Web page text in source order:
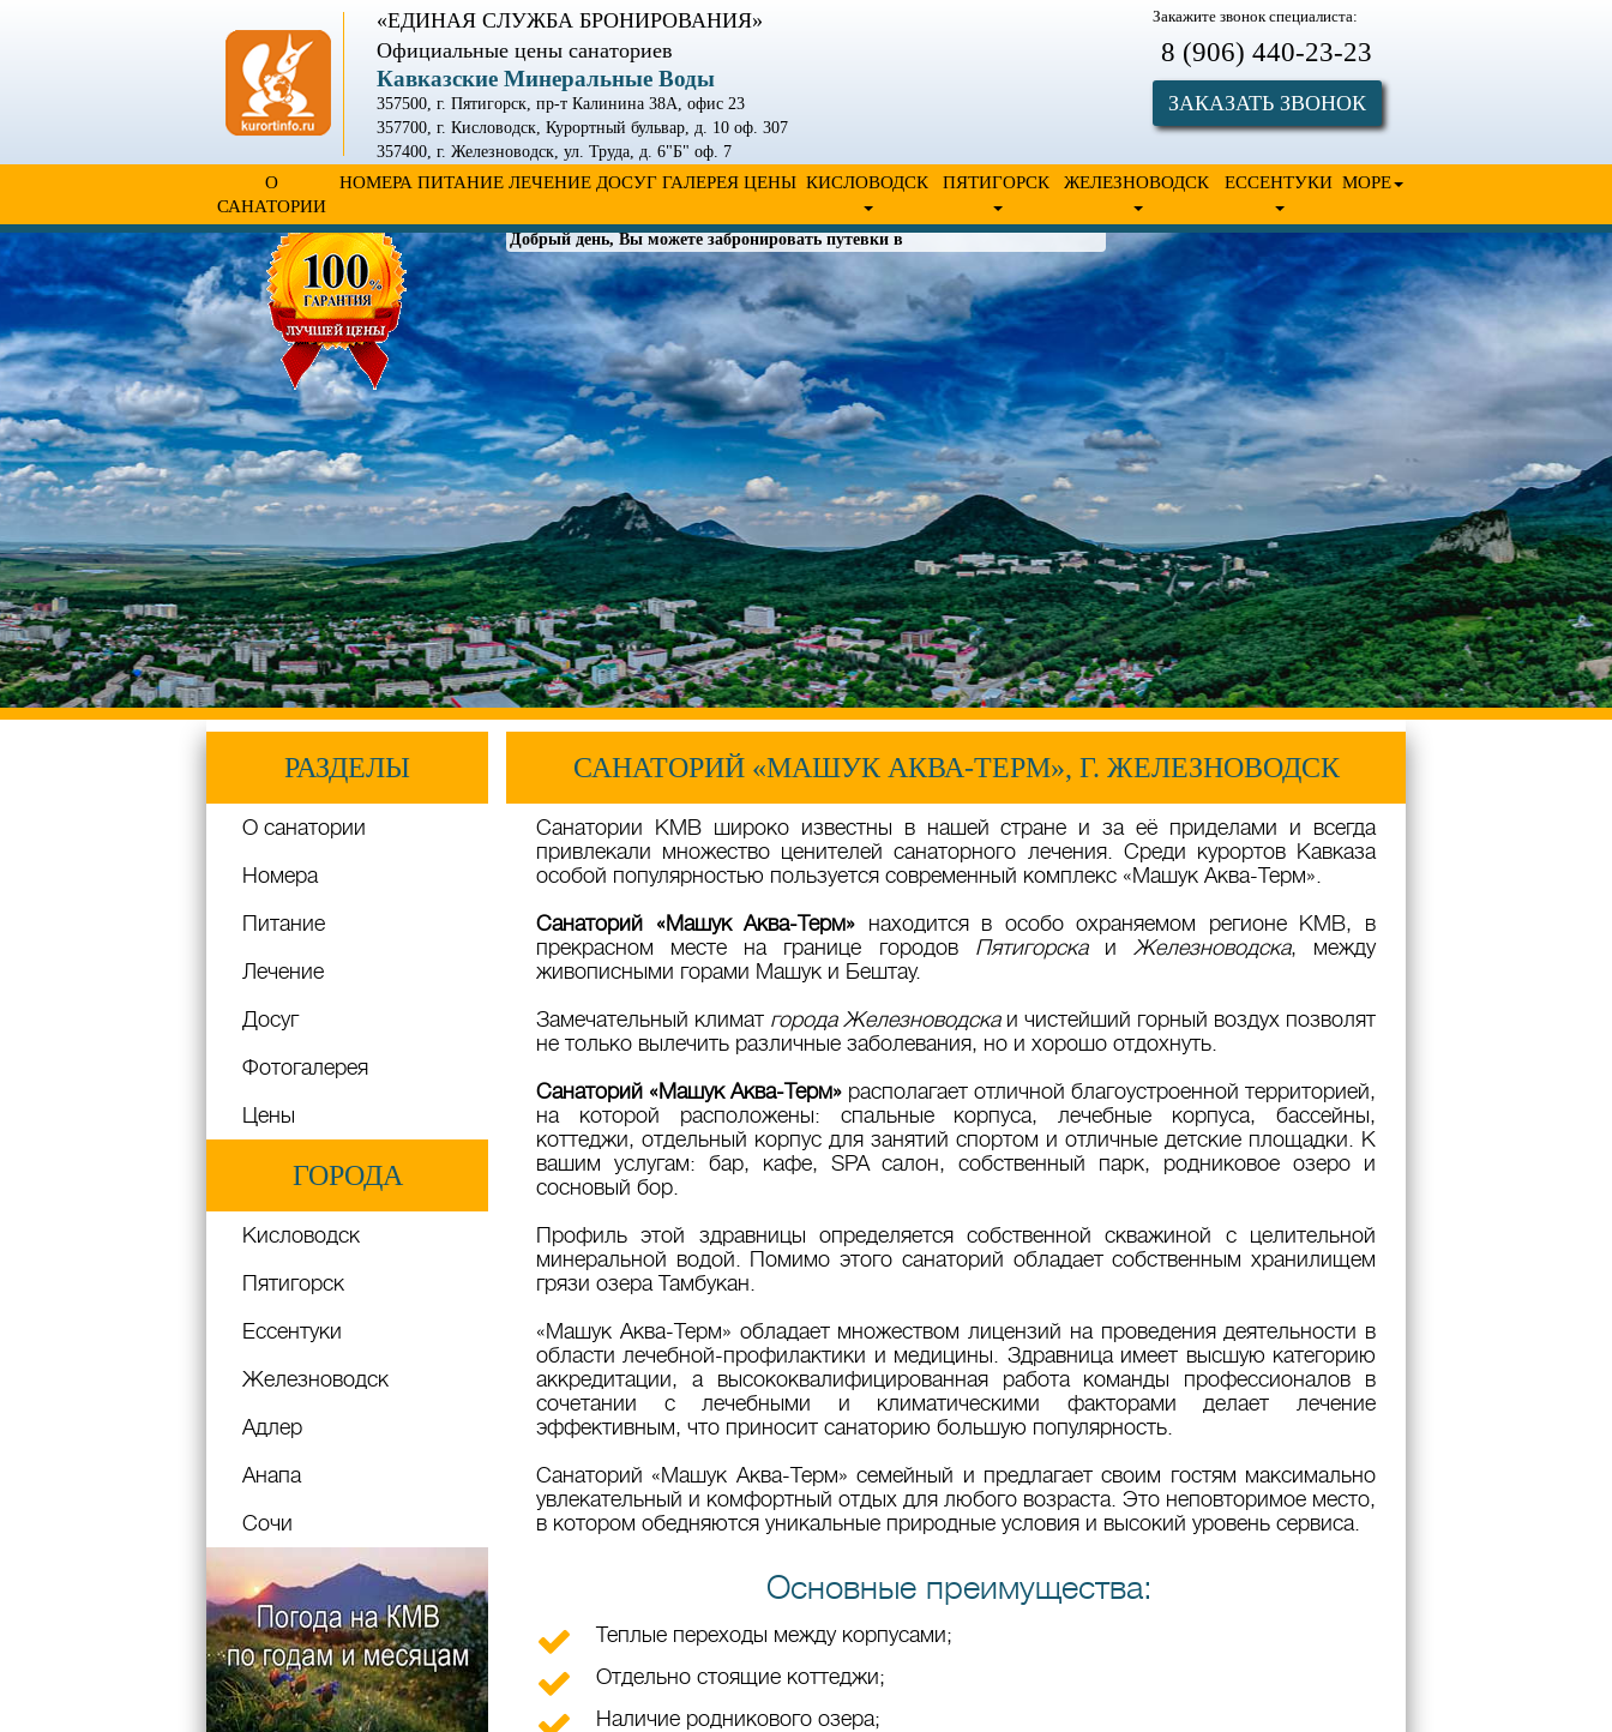
«ЕДИНАЯ СЛУЖБА БРОНИРОВАНИЯ»
Официальные цены санаториев
Кавказские Минеральные Воды
357500, г. Пятигорск, пр-т Калинина 38А, офис 23
357700, г. Кисловодск, Курортный бульвар, д. 10 оф. 307
357400, г. Железноводск, ул. Труда, д. 6"Б" оф. 7
Закажите звонок специалиста:
8 (906) 440-23-23
ЗАКАЗАТЬ ЗВОНОК
О
САНАТОРИИ
НОМЕРА ПИТАНИЕ ЛЕЧЕНИЕ ДОСУГ ГАЛЕРЕЯ ЦЕНЫ КИСЛОВОДСК ПЯТИГОРСК ЖЕЛЕЗНОВОДСК ЕССЕНТУКИ МОРЕ
Добрый день, Вы можете забронировать путевки в санатории. Для
РАЗДЕЛЫ
О санатории
Номера
Питание
Лечение
Досуг
Фотогалерея
Цены
ГОРОДА
Кисловодск
Пятигорск
Ессентуки
Железноводск
Адлер
Анапа
Сочи
САНАТОРИЙ «МАШУК АКВА-ТЕРМ», Г. ЖЕЛЕЗНОВОДСК
Санатории КМВ широко известны в нашей стране и за её приделами и всегда
привлекали множество ценителей санаторного лечения. Среди курортов Кавказа
особой популярностью пользуется современный комплекс «Машук Аква-Терм».
Санаторий «Машук Аква-Терм» находится в особо охраняемом регионе КМВ, в
прекрасном месте на границе городов Пятигорскаи Железноводска, между
живописными горами Машук и Бештау.
Замечательный климат города Железноводскаи чистейший горный воздух позволят
не только вылечить различные заболевания, но и хорошо отдохнуть.
Санаторий «Машук Аква-Терм» располагает отличной благоустроенной территорией,
на которой расположены: спальные корпуса, лечебные корпуса, бассейны,
коттеджи, отдельный корпус для занятий спортом и отличные детские площадки. К
вашим услугам: бар, кафе, SPA салон, собственный парк, родниковое озеро и
сосновый бор.
Профиль этой здравницы определяется собственной скважиной с целительной
минеральной водой. Помимо этого санаторий обладает собственным хранилищем
грязи озера Тамбукан.
«Машук Аква-Терм» обладает множеством лицензий на проведения деятельности в
области лечебной-профилактики и медицины. Здравница имеет высшую категорию
аккредитации, а высококвалифицированная работа команды профессионалов в
сочетании с лечебными и климатическими факторами делает лечение
эффективным, что приносит санаторию большую популярность.
Санаторий «Машук Аква-Терм» семейный и предлагает своим гостям максимально
увлекательный и комфортный отдых для любого возраста. Это неповторимое место,
в котором обедняются уникальные природные условия и высокий уровень сервиса.
Основные преимущества:
Теплые переходы между корпусами;
Отдельно стоящие коттеджи;
Наличие родникового озера;